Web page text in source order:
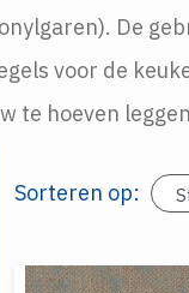
De
voor de
te hoeven
Sorteren op: